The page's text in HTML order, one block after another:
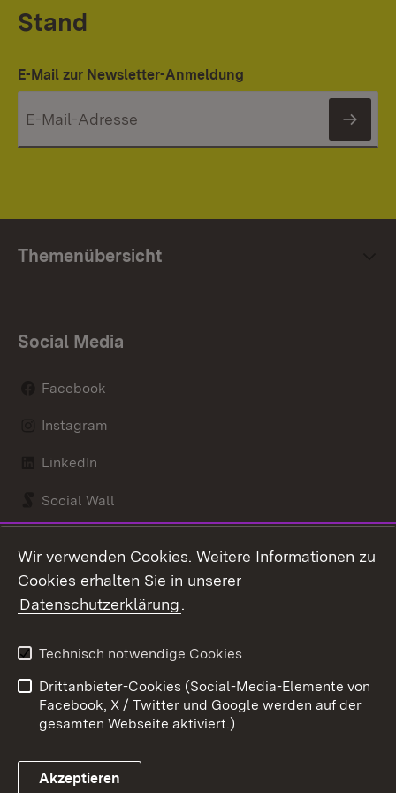
Stand
E-Mail zur Newsletter-Anmeldung
Themenübersicht
Social Media
Facebook
Instagram
LinkedIn
Social Wall
Link zum Landesportal
Kontakt
Barrierefreiheit
Impressum
Cookies
Wir verwenden Cookies. Weitere Informationen zu
Cookies erhalten Sie in unserer
Datenschutzerklärung.
Technisch notwendige Cookies
Drittanbieter-Cookies (Social-Media-Elemente von
Facebook, X / Twitter und Google werden auf der
gesamten Webseite aktiviert.)
Akzeptieren